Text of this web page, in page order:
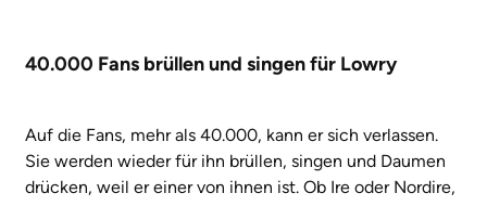
40.000 Fans brüllen und singen für Lowry
Auf die Fans, mehr als 40.000, kann er sich verlassen.
Sie werden wieder für ihn brüllen, singen und Daumen
drücken, weil er einer von ihnen ist. Ob Ire oder Nordire,